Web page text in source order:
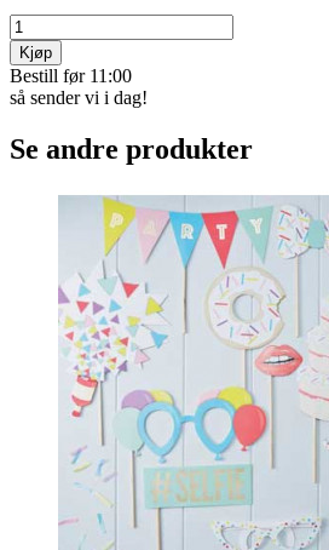
Kjøp
Bestill før 11:00
så sender vi i dag!
Se andre produkter